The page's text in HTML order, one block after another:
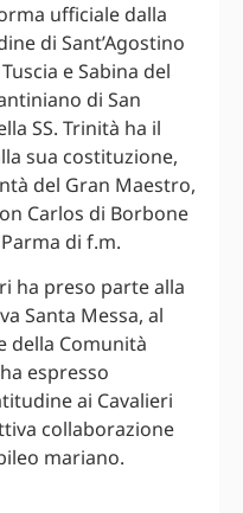
ufficiale dalla
di Sant’Agostino
e Sabina del
di San
SS. Trinità ha il
sua costituzione,
del Gran Maestro,
Carlos di Borbone
di f.m.
ha preso parte alla
Santa Messa, al
della Comunità
espresso
ai Cavalieri
collaborazione
mariano.